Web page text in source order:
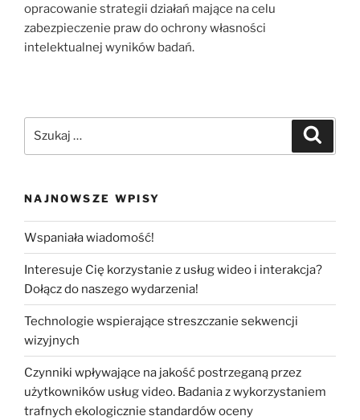
opracowanie strategii działań mające na celu
zabezpieczenie praw do ochrony własności
intelektualnej wyników badań.
NAJNOWSZE WPISY
Wspaniała wiadomość!
Interesuje Cię korzystanie z usług wideo i interakcja?
Dołącz do naszego wydarzenia!
Technologie wspierające streszczanie sekwencji
wizyjnych
Czynniki wpływające na jakość postrzeganą przez
użytkowników usług video. Badania z wykorzystaniem
trafnych ekologicznie standardów oceny